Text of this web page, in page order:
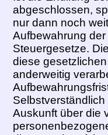
abgeschlossen,
nur dann noch
Aufbewahrung
Steuergesetze.
diese
anderweitig
Auskunft über die